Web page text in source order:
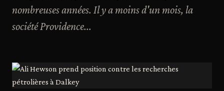
nombreuses années. Il y a moins d'un mois, la
société Providence...